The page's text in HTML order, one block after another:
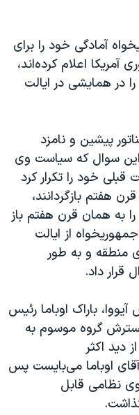
آمادگی خود را برای
اعلام کرده‌اند،
خود را در همایشی در ایالت
پیشین و نامزد
در پاسخ به این سوال که سیاست وی
خود را تکرار کرد
هفتم بازگردانند،
به همان قرن هفتم باز
از ایالت
منطقه و به طور
داد.
باراک اوباما رئیس
گروه موسوم به
دید اکثر
اوباما می‌بایست پس
نظامی قابل